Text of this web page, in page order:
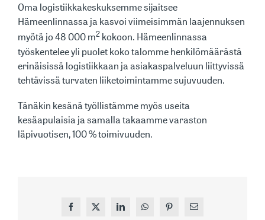
Oma logistiikkakeskuksemme sijaitsee
Hämeenlinnassa ja kasvoi viimeisimmän laajennuksen
myötä jo 48 000 m2 kokoon. Hämeenlinnassa
työskentelee yli puolet koko talomme henkilömäärästä
erinäisissä logistiikkaan ja asiakaspalveluun liittyvissä
tehtävissä turvaten liiketoimintamme sujuvuuden.
Tänäkin kesänä työllistämme myös useita
kesäapulaisia ja samalla takaamme varaston
läpivuotisen, 100 % toimivuuden.
Facebook
X LinkedInWhatsAppPinterestSähköposti